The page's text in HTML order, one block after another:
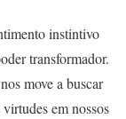
instintivo
transformador.
move a buscar
em nossos